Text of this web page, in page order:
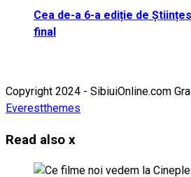
Cea de-a 6-a ediție de
final
Copyright 2024 - SibiuiOnline.com
Everestthemes
Read also x